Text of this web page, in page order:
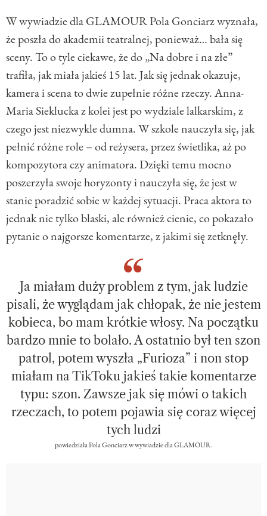
W wywiadzie dla GLAMOUR Pola Gonciarz wyznała,
że poszła do akademii teatralnej, ponieważ… bała się
sceny. To o tyle ciekawe, że do „Na dobre i na złe”
trafiła, jak miała jakieś 15 lat. Jak się jednak okazuje,
kamera i scena to dwie zupełnie różne rzeczy. Anna-
Maria Sieklucka z kolei jest po wydziale lalkarskim, z
czego jest niezwykle dumna. W szkole nauczyła się, jak
pełnić różne role – od reżysera, przez świetlika, aż po
kompozytora czy animatora. Dzięki temu mocno
poszerzyła swoje horyzonty i nauczyła się, że jest w
stanie poradzić sobie w każdej sytuacji. Praca aktora to
jednak nie tylko blaski, ale również cienie, co pokazało
pytanie o najgorsze komentarze, z jakimi się zetknęły.
Ja miałam duży problem z tym, jak ludzie
pisali, że wyglądam jak chłopak, że nie jestem
kobieca, bo mam krótkie włosy. Na początku
bardzo mnie to bolało. A ostatnio był ten szon
patrol, potem wyszła „Furioza” i non stop
miałam na TikToku jakieś takie komentarze
typu: szon. Zawsze jak się mówi o takich
rzeczach, to potem pojawia się coraz więcej
tych ludzi
powiedziała Pola Gonciarz w wywiadzie dla GLAMOUR.